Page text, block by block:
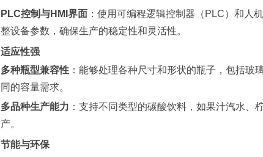
PLC控制与HMI界面 ：使用可编程逻辑控制器（PLC）和人
整设备参数，确保生产的稳定性和灵活性。
适应性强
多种瓶型兼容性 ：能够处理各种尺寸和形状的瓶子，包括
同的容量需求。
多品种生产能力 ：支持不同类型的碳酸饮料，如果汁汽水
产。
节能与环保